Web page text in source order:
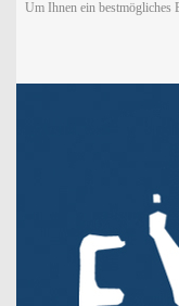
Um Ihnen ein bestmögliches